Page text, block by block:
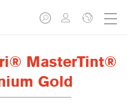
MasterTint®
Gold